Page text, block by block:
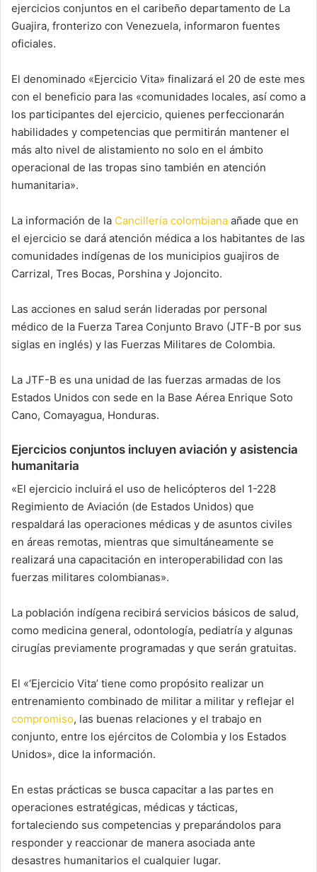
ejercicios conjuntos en el caribeño departamento de La
Guajira, fronterizo con Venezuela, informaron fuentes
oficiales.
El denominado «Ejercicio Vita» finalizará el 20 de este mes
con el beneficio para las «comunidades locales, así como a
los participantes del ejercicio, quienes perfeccionarán
habilidades y competencias que permitirán mantener el
más alto nivel de alistamiento no solo en el ámbito
operacional de las tropas sino también en atención
humanitaria».
La información de la Cancillería colombiana añade que en
el ejercicio se dará atención médica a los habitantes de las
comunidades indígenas de los municipios guajiros de
Carrizal, Tres Bocas, Porshina y Jojoncito.
Las acciones en salud serán lideradas por personal
médico de la Fuerza Tarea Conjunto Bravo (JTF-B por sus
siglas en inglés) y las Fuerzas Militares de Colombia.
La JTF-B es una unidad de las fuerzas armadas de los
Estados Unidos con sede en la Base Aérea Enrique Soto
Cano, Comayagua, Honduras.
Ejercicios conjuntos incluyen aviación y asistencia
humanitaria
«El ejercicio incluirá el uso de helicópteros del 1-228
Regimiento de Aviación (de Estados Unidos) que
respaldará las operaciones médicas y de asuntos civiles
en áreas remotas, mientras que simultáneamente se
realizará una capacitación en interoperabilidad con las
fuerzas militares colombianas».
La población indígena recibirá servicios básicos de salud,
como medicina general, odontología, pediatría y algunas
cirugías previamente programadas y que serán gratuitas.
El «‘Ejercicio Vita’ tiene como propósito realizar un
entrenamiento combinado de militar a militar y reflejar el
compromiso, las buenas relaciones y el trabajo en
conjunto, entre los ejércitos de Colombia y los Estados
Unidos», dice la información.
En estas prácticas se busca capacitar a las partes en
operaciones estratégicas, médicas y tácticas,
fortaleciendo sus competencias y preparándolos para
responder y reaccionar de manera asociada ante
desastres humanitarios el cualquier lugar.